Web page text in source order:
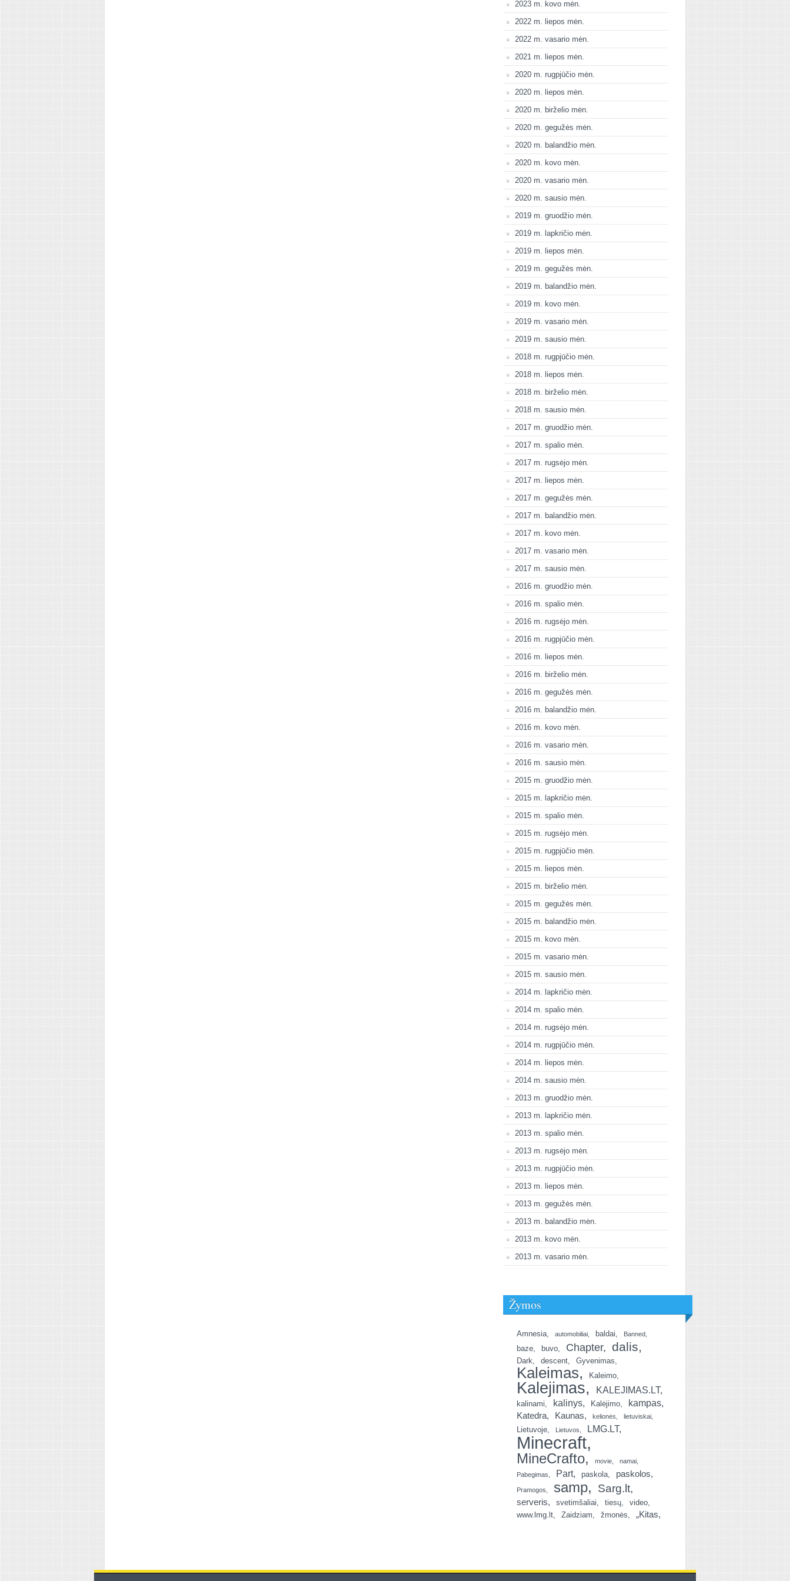
2023 m. kovo mėn.
2022 m. liepos mėn.
2022 m. vasario mėn.
2021 m. liepos mėn.
2020 m. rugpjūčio mėn.
2020 m. liepos mėn.
2020 m. birželio mėn.
2020 m. gegužės mėn.
2020 m. balandžio mėn.
2020 m. kovo mėn.
2020 m. vasario mėn.
2020 m. sausio mėn.
2019 m. gruodžio mėn.
2019 m. lapkričio mėn.
2019 m. liepos mėn.
2019 m. gegužės mėn.
2019 m. balandžio mėn.
2019 m. kovo mėn.
2019 m. vasario mėn.
2019 m. sausio mėn.
2018 m. rugpjūčio mėn.
2018 m. liepos mėn.
2018 m. birželio mėn.
2018 m. sausio mėn.
2017 m. gruodžio mėn.
2017 m. spalio mėn.
2017 m. rugsėjo mėn.
2017 m. liepos mėn.
2017 m. gegužės mėn.
2017 m. balandžio mėn.
2017 m. kovo mėn.
2017 m. vasario mėn.
2017 m. sausio mėn.
2016 m. gruodžio mėn.
2016 m. spalio mėn.
2016 m. rugsėjo mėn.
2016 m. rugpjūčio mėn.
2016 m. liepos mėn.
2016 m. birželio mėn.
2016 m. gegužės mėn.
2016 m. balandžio mėn.
2016 m. kovo mėn.
2016 m. vasario mėn.
2016 m. sausio mėn.
2015 m. gruodžio mėn.
2015 m. lapkričio mėn.
2015 m. spalio mėn.
2015 m. rugsėjo mėn.
2015 m. rugpjūčio mėn.
2015 m. liepos mėn.
2015 m. birželio mėn.
2015 m. gegužės mėn.
2015 m. balandžio mėn.
2015 m. kovo mėn.
2015 m. vasario mėn.
2015 m. sausio mėn.
2014 m. lapkričio mėn.
2014 m. spalio mėn.
2014 m. rugsėjo mėn.
2014 m. rugpjūčio mėn.
2014 m. liepos mėn.
2014 m. sausio mėn.
2013 m. gruodžio mėn.
2013 m. lapkričio mėn.
2013 m. spalio mėn.
2013 m. rugsėjo mėn.
2013 m. rugpjūčio mėn.
2013 m. liepos mėn.
2013 m. gegužės mėn.
2013 m. balandžio mėn.
2013 m. kovo mėn.
2013 m. vasario mėn.
Žymos
Amnesia automobiliai baldai Banned
baze buvo Chapter dalis
Dark descent Gyvenimas
Kaleimas Kaleimo
Kalejimas KALEJIMAS.LT
kalinami kalinys Kalėjimo kampas
Katedra Kaunas kelionės lietuviskai
Lietuvoje Lietuvos LMG.LT
Minecraft
MineCrafto movie
namai
Pabegimas
Part paskola paskolos
Pramogos samp Sarg.lt
serveris svetimšaliai tiesų
video
www.lmg.lt
Zaidziam žmonės „Kitas